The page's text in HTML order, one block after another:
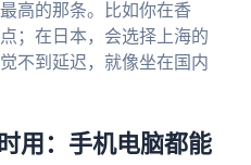
高的那条。比如你在香
；在日本，会选择上海的
不到延迟，就像坐在国内
用：手机电脑都能